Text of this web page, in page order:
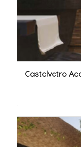
Castelvetro